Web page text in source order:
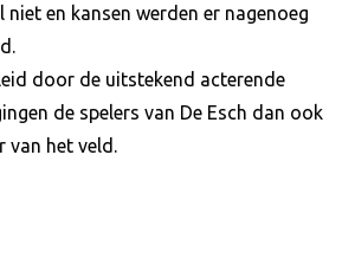
niet en kansen werden er nagenoeg
door de uitstekend acterende
de spelers van De Esch dan ook
van het veld.